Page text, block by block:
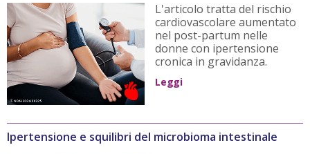
L'articolo tratta del rischio
cardiovascolare aumentato
nel post-partum nelle
donne con ipertensione
cronica in gravidanza.
Leggi
Ipertensione e squilibri del microbioma intestinale